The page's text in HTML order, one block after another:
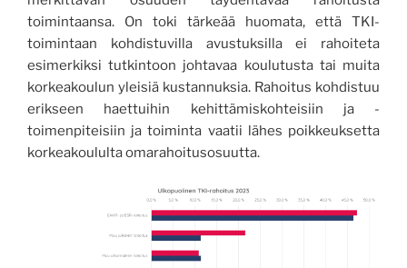
toimintaansa. On toki tärkeää huomata, että TKI-
toimintaan kohdistuvilla avustuksilla ei rahoiteta
esimerkiksi tutkintoon johtavaa koulutusta tai muita
korkeakoulun yleisiä kustannuksia. Rahoitus kohdistuu
erikseen haettuihin kehittämiskohteisiin ja -
toimenpiteisiin ja toiminta vaatii lähes poikkeuksetta
korkeakoululta omarahoitusosuutta.